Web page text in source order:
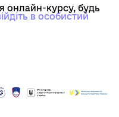
онлайн-курсу, будь
в особистий